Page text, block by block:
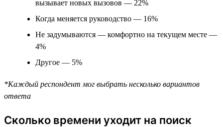
вызывает новых вызовов — 22%
Когда меняется руководство — 16%
Не задумываются — комфортно на текущем месте —
4%
Другое — 5%
*Каждый респондент мог выбрать несколько вариантов
ответа
Сколько времени уходит на поиск